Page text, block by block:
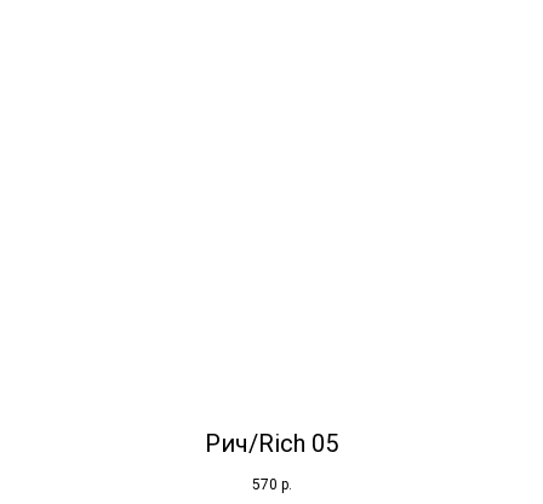
Рич/Rich 05
570 р.